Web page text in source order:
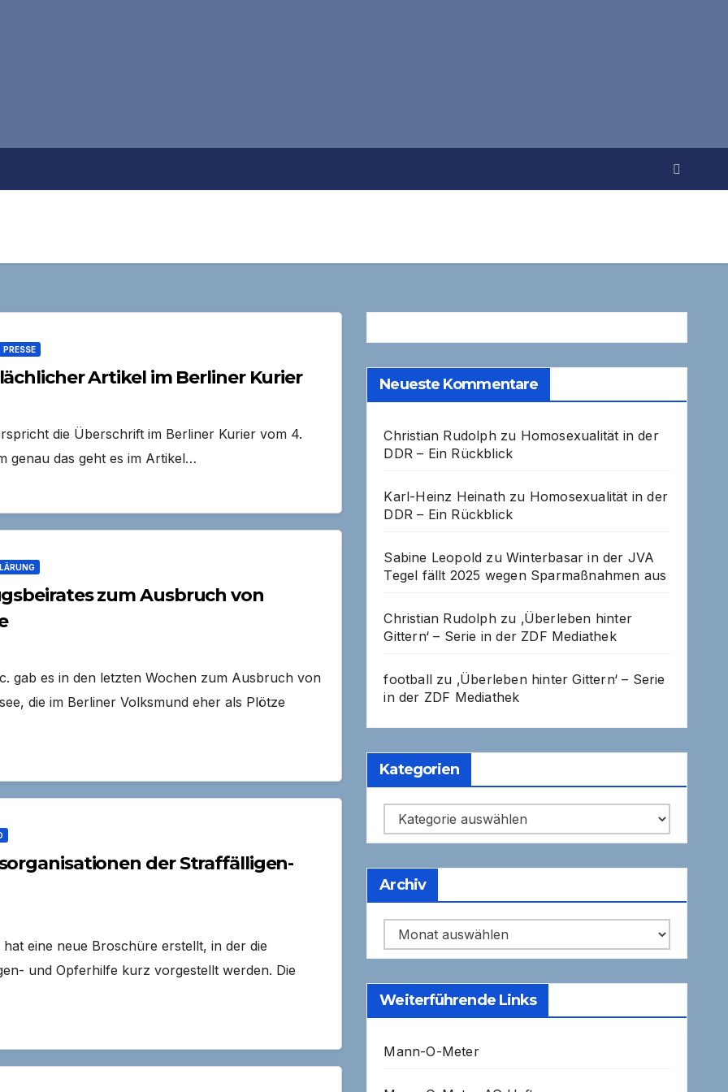
PRESSE
Artikel im Berliner Kurier
die Überschrift im Berliner Kurier vom 4.
genau das geht es im Artikel…
zum Ausbruch von
gab es in den letzten Wochen zum Ausbruch von
die im Berliner Volksmund eher als Plötze
der Straffälligen-
eine neue Broschüre erstellt, in der die
und Opferhilfe kurz vorgestellt werden. Die
Neueste Kommentare
Christian Rudolphzu Homosexualität in der
DDR – Ein Rückblick
Karl-Heinz Heinathzu Homosexualität in der
DDR – Ein Rückblick
Sabine Leopold zu Winterbasar in der JVA
Tegel fällt 2025 wegen Sparmaßnahmen aus
Christian Rudolphzu ‚Überleben hinter
Gittern‘ – Serie in der ZDF Mediathek
footballzu ‚Überleben hinter Gittern‘ – Serie
in der ZDF Mediathek
Kategorien
Kategorien
Archiv
Archiv
Weiterführende Links
Mann-O-Meter